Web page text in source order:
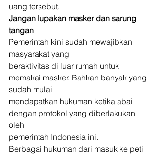
uang tersebut.
Jangan lupakan masker dan sarung
tangan
Pemerintah kini sudah mewajibkan
masyarakat yang
beraktivitas di luar rumah untuk
memakai masker. Bahkan banyak yang
sudah mulai
mendapatkan hukuman ketika abai
dengan protokol yang diberlakukan
oleh
pemerintah Indonesia ini.
Berbagai hukuman dari masuk ke peti